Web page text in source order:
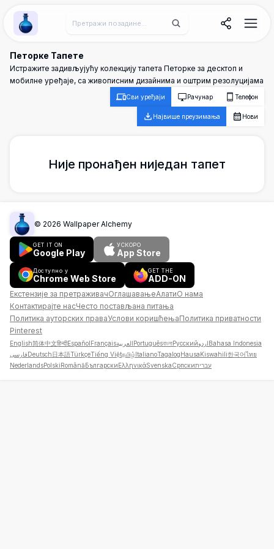
Wallpaper Alchemy
Петорке Тапете
Истражите задивљујућу колекцију тапета Петорке за десктоп и
мобилне уређаје, са живописним дизайнима и оштрим резолуцијама
Сви уређаји Рачунар Телефон
Највише преузимања Нови
Није пронађен ниједан тапет
© 2026 Wallpaper Alchemy
GET IT ON
Google Play
УСКОРО
App Store
Доступно у
Chrome Web Store
GET THE
ADD-ON
Екстензије за претраживачОглашавањеАлатиО нама
Контактирајте насЧесто постављана питања
Политика ауторских праваУслови коришћењаПолитика приватности
Pinterest
English简体中文हिन्दीEspañolFrançaisالعربيةPortuguêsবাংলাРусскийاردوBahasa Indonesia
فارسیDeutsch日本語TürkçeTiếng Việtதமிழ்ItalianoTagalogHausaKiswahili한국어ไทย
NederlandsPolskiRomânăБългарскиΕλληνικάSvenskaСрпскиעברית